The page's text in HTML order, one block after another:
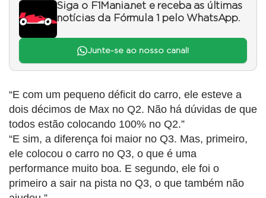
Siga o F1Mania.net e receba as últimas
notícias da Fórmula 1 pelo WhatsApp.
Junte-se ao nosso canal!
“E com um pequeno déficit do carro, ele esteve a
dois décimos de Max no Q2. Não há dúvidas de que
todos estão colocando 100% no Q2.”
“E sim, a diferença foi maior no Q3. Mas, primeiro,
ele colocou o carro no Q3, o que é uma
performance muito boa. E segundo, ele foi o
primeiro a sair na pista no Q3, o que também não